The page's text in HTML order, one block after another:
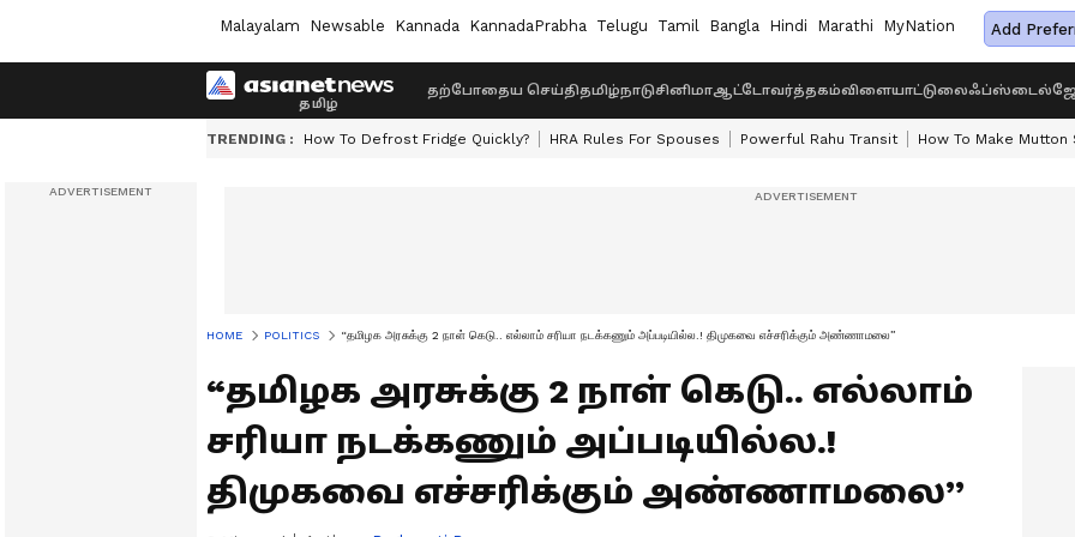
Malayalam Newsable Kannada KannadaPrabha Telugu Tamil Bangla Hindi Marathi MyNation Add
தற்போதைய செய்திதமிழ்நாடுசினிமாஆட்டோவர்த்தகம்விளையாட்டுலைஃப்ஸ்டைல்
TRENDING : How To Defrost Fridge Quickly? HRA Rules For Spouses Powerful Rahu Transit How To Make Mutton
HOME POLITICS “தமிழக அரசுக்கு 2 நாள் கெடு.. எல்லாம் சரியா நடக்கணும் அப்படியில்ல.! திமுகவை எச்சரிக்கும் அண்ணாமலை”
“தமிழக அரசுக்கு 2 நாள் கெடு.. எல்லாம்
சரியா நடக்கணும் அப்படியில்ல.!
திமுகவை எச்சரிக்கும் அண்ணாமலை”